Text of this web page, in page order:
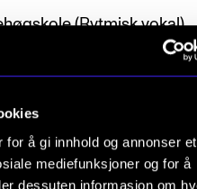
å gi innhold og annonser et
mediefunksjoner og for å
dessuten informasjon om
(Rytmisk vokal)
Engebråten
kunst og håndverklærer,